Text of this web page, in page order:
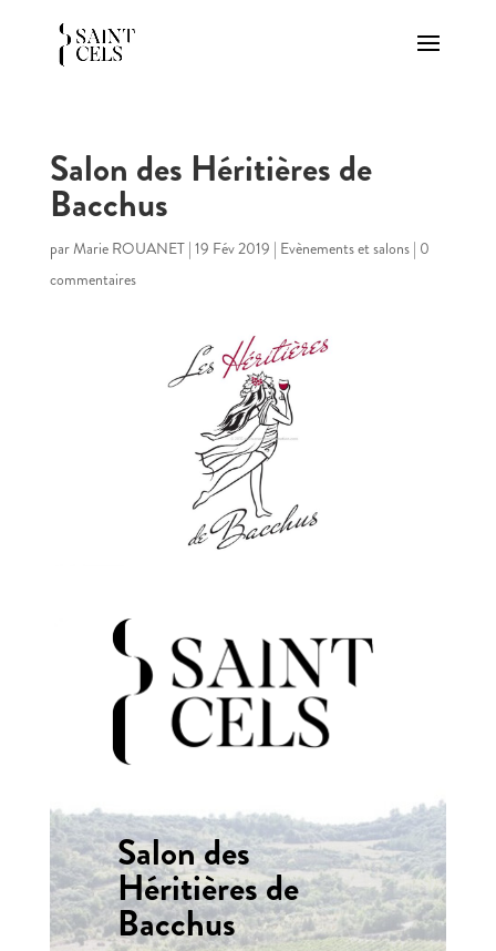
Salon des Héritières de
Bacchus
parMarie ROUANET| 19 Fév 2019 | Evènements et salons| 0
commentaires
Salon des
Héritières de
Bacchus